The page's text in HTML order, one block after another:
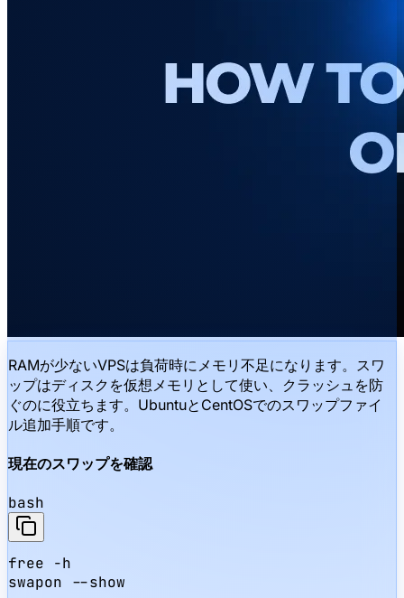
RAMが少ないVPSは負荷時にメモリ不足になります。スワ
ップはディスクを仮想メモリとして使い、クラッシュを防
ぐのに役立ちます。UbuntuとCentOSでのスワップファイ
ル追加手順です。
現在のスワップを確認
bash
free -h
swapon --show